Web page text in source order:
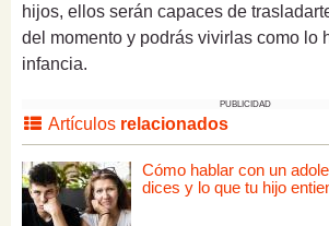
hijos, ellos serán capaces de
del momento y podrás vivirlas como lo
infancia.
PUBLICIDAD
Artículos relacionados
Cómo hablar con un
dices y lo que tu hijo